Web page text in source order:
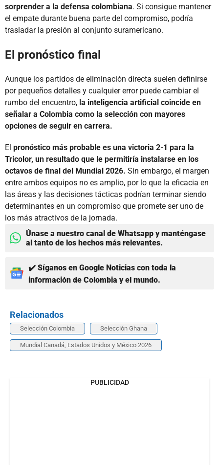
sorprender a la defensa colombiana. Si consigue mantener
el empate durante buena parte del compromiso, podría
trasladar la presión al conjunto suramericano.
El pronóstico final
Aunque los partidos de eliminación directa suelen definirse
por pequeños detalles y cualquier error puede cambiar el
rumbo del encuentro, la inteligencia artificial coincide en
señalar a Colombia como la selección con mayores
opciones de seguir en carrera.
El pronóstico más probable es una victoria 2-1 para la
Tricolor, un resultado que le permitiría instalarse en los
octavos de final del Mundial 2026. Sin embargo, el margen
entre ambos equipos no es amplio, por lo que la eficacia en
las áreas y las decisiones tácticas podrían terminar siendo
determinantes en un compromiso que promete ser uno de
los más atractivos de la jornada.
Únase a nuestro canal de Whatsapp y manténgase
al tanto de los hechos más relevantes.
✔️ Síganos en Google Noticias con toda la
información de Colombia y el mundo.
Relacionados
Selección Colombia Selección Ghana
Mundial Canadá, Estados Unidos y México 2026
PUBLICIDAD